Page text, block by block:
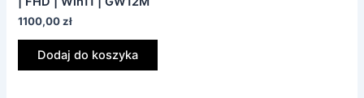
1100,00zł
Dodaj do koszyka